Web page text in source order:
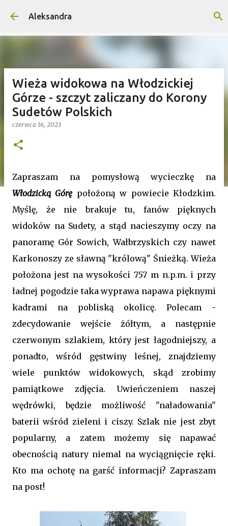
Przejdź do głównej zawartości
Aleksandra
Wieża widokowa na Włodzickiej
Górze - szczyt zaliczany do Korony
Sudetów Polskich
czerwca 16, 2023
Zapraszam na pomysłową wycieczkę na
Włodzicką Górę położoną w powiecie Kłodzkim.
Myślę, że nie brakuje tu, fanów pięknych
widoków na Sudety, a stąd nacieszymy oczy na
panoramę Gór Sowich, Wałbrzyskich czy nawet
Karkonoszy ze sławną "królową" Śnieżką. Wieża
położona jest na wysokości 757 m n.p.m. i przy
ładnej pogodzie taka wyprawa napawa pięknymi
kadrami na pobliską okolicę. Polecam -
zdecydowanie wejście żółtym, a następnie
czerwonym szlakiem, który jest łagodniejszy, a
ponadto, wśród gęstwiny leśnej, znajdziemy
wiele punktów widokowych, skąd zrobimy
pamiątkowe zdjęcia. Uwieńczeniem naszej
wędrówki, będzie możliwość "naładowania"
baterii wśród zieleni i ciszy. Szlak nie jest zbyt
popularny, a zatem możemy się napawać
obecnością natury niemal na wyciągnięcie ręki.
Kto ma ochotę na garść informacji? Zapraszam
na post!